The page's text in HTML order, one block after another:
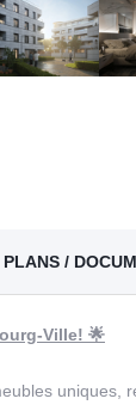
PLANS /
Ville! 🌟